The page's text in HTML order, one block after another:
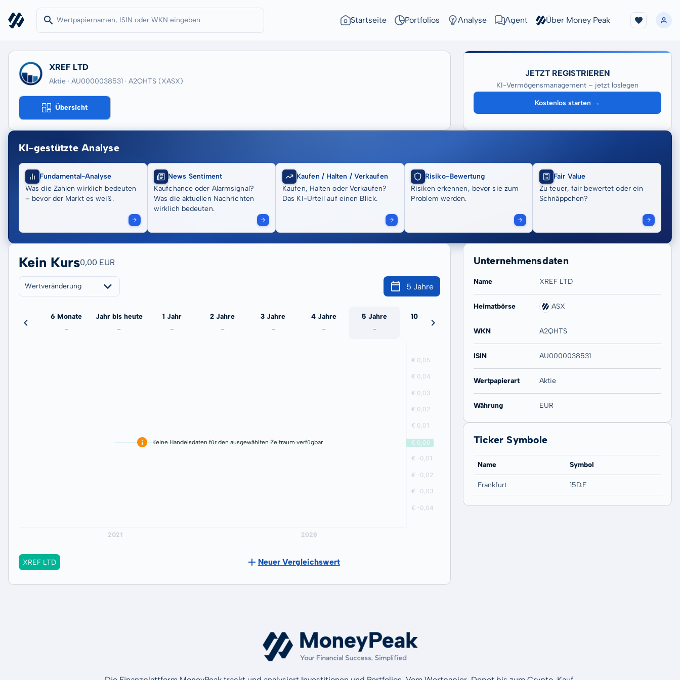
Startseite Portfolios Analyse Agent Über Money Peak
XREF LTD
Aktie · AU0000038531 · A2QHTS (XASX)
Übersicht
JETZT REGISTRIEREN
KI-Vermögensmanagement – jetzt loslegen
Kostenlos starten →
KI-gestützte Analyse
Fundamental-Analyse
Was die Zahlen wirklich bedeuten
– bevor der Markt es weiß.
News Sentiment
Kaufchance oder Alarmsignal?
Was die aktuellen Nachrichten
wirklich bedeuten.
Kaufen / Halten / Verkaufen
Kaufen, Halten oder Verkaufen?
Das KI-Urteil auf einen Blick.
Risiko-Bewertung
Risiken erkennen, bevor sie zum
Problem werden.
Fair Value
Zu teuer, fair bewertet oder ein
Schnäppchen?
Kein Kurs0,00 EUR
Wertveränderung 5 Jahre
6 Monate
-
Jahr bis heute
-
1 Jahr
-
2 Jahre
-
3 Jahre
-
4 Jahre
-
5 Jahre
-
10 Jahre
-
Keine Handelsdaten für den ausgewählten Zeitraum verfügbar
XREF LTD Neuer Vergleichswert
Unternehmensdaten
Name XREF LTD
Heimatbörse ASX
WKN A2QHTS
ISIN AU0000038531
Wertpapierart Aktie
Währung EUR
Ticker Symbole
Name Symbol
Frankfurt 15D.F